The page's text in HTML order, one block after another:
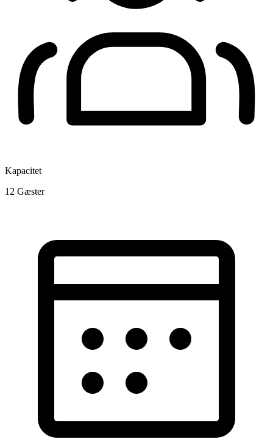
Kapacitet
12 Gæster